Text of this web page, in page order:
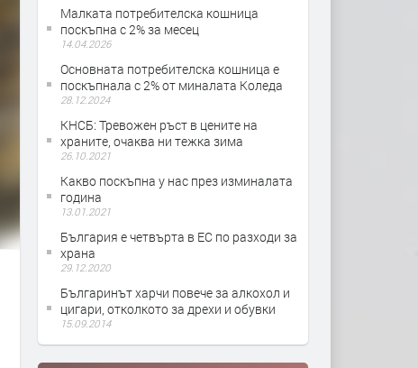
Малката потребителска кошница
поскъпна с 2% за месец
14.04.2026
Основната потребителска кошница е
поскъпнала с 2% от миналата Коледа
28.12.2024
КНСБ: Тревожен ръст в цените на
храните, очаква ни тежка зима
26.10.2021
Какво поскъпна у нас през изминалата
година
13.01.2021
България е четвърта в ЕС по разходи за
храна
29.12.2020
Българинът харчи повече за алкохол и
цигари, отколкото за дрехи и обувки
15.09.2014